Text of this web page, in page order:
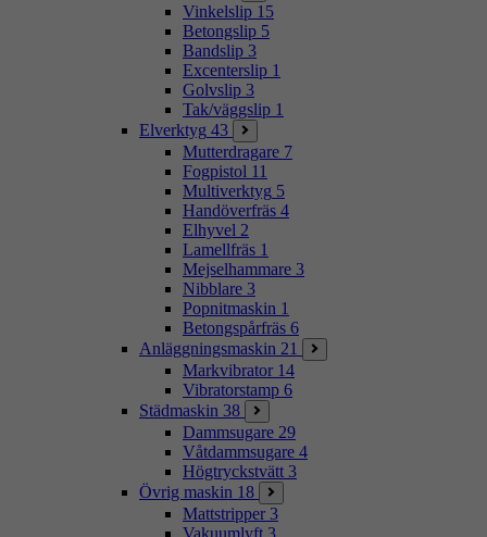
Vinkelslip 15
Betongslip 5
Bandslip 3
Excenterslip 1
Golvslip 3
Tak/väggslip 1
Elverktyg 43
Mutterdragare 7
Fogpistol 11
Multiverktyg 5
Handöverfräs 4
Elhyvel 2
Lamellfräs 1
Mejselhammare 3
Nibblare 3
Popnitmaskin 1
Betongspårfräs 6
Anläggningsmaskin 21
Markvibrator 14
Vibratorstamp 6
Städmaskin 38
Dammsugare 29
Våtdammsugare 4
Högtryckstvätt 3
Övrig maskin 18
Mattstripper 3
Vakuumlyft 3